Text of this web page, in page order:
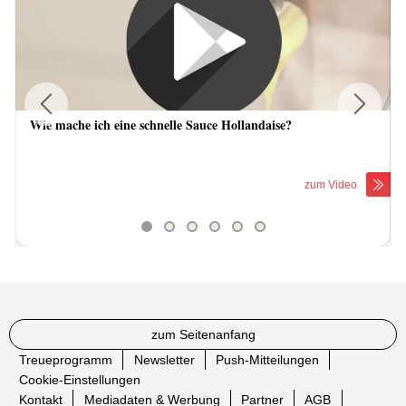
Wie mache ich eine schnelle Sauce Hollandaise?
zum Video
Previous
zum Seitenanfang
Treueprogramm
Newsletter
Push-Mitteilungen
Cookie-Einstellungen
Kontakt
Mediadaten & Werbung Partner AGB